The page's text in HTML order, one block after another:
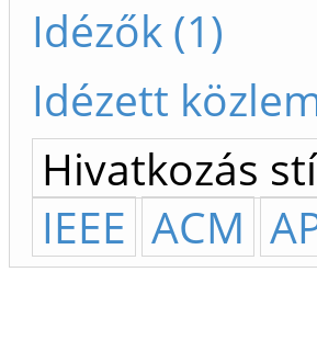
Idézők (1)
Idézett
Hivatkozás
IEEE ACM